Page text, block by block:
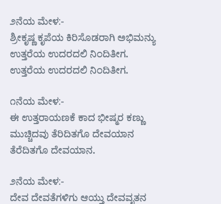
೨ನೆಯ ಮೇಳ:-
ಶ್ರೀಕೃಷ್ಣ ಕೃಪೆಯ ಕಿರಿಸೊಡರಾಗಿ ಅಭಿಮನ್ಯು
ಉತ್ತರೆಯ ಉದರದಲಿ ನಿಂದಿತೀಗ.
ಉತ್ತರೆಯ ಉದರದಲಿ ನಿಂದಿತೀಗ.
೧ನೆಯ ಮೇಳ:-
ಈ ಉತ್ತರಾಯಣಕೆ ಕಾದ ಭೀಷ್ಮರ ಕಣ್ಣು
ಮುಚ್ಚಿದವು ತೆರಿದಿತಗೊ ದೇವಯಾನ
ತೆರೆದಿತಗೊ ದೇವಯಾನ.
೨ನೆಯ ಮೇಳ:-
ದೇವ ದೇವತೆಗಳಿಗು ಆಯ್ತು ದೇವವೃತನ